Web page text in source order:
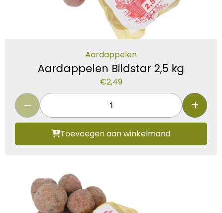
Aardappelen
Aardappelen Bildstar 2,5 kg
€2,49
Toevoegen aan winkelmand